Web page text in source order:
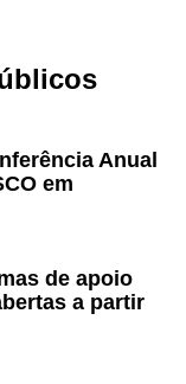
Anual
em
de apoio
a partir